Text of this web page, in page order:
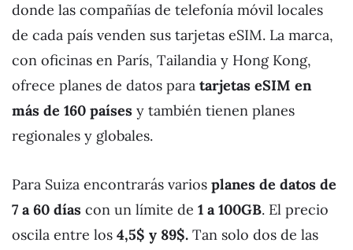
donde las compañías de telefonía móvil locales
de cada país venden sus tarjetas eSIM. La marca,
con oficinas en París, Tailandia y Hong Kong,
ofrece planes de datos para tarjetas eSIM en
más de 160 países y también tienen planes
regionales y globales.
Para Suiza encontrarás varios planes de datos de
7 a 60 días con un límite de 1 a 100GB. El precio
oscila entre los 4,5$ y 89$. Tan solo dos de las